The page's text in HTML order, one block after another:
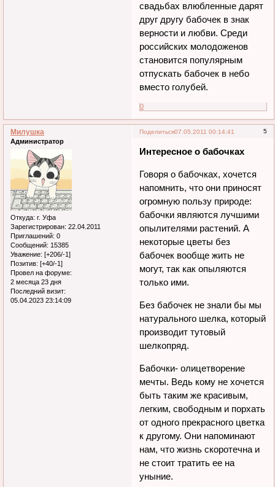
свадьбах влюбленные дарят
друг другу бабочек в знак
верности и любви. Среди
российских молодоженов
становится популярным
отпускать бабочек в небо
вместо голубей.
0
Поделиться 5
07.05.2011 00:14:41
Милушка
Администратор
Откуда: г. Уфа
Зарегистрирован: 22.04.2011
Приглашений: 0
Сообщений: 15385
Уважение: [+206/-1]
Позитив: [+40/-1]
Провел на форуме:
2 месяца 23 дня
Последний визит:
05.04.2023 23:14:09
Интересное о бабочках
Говоря о бабочках, хочется
напомнить, что они приносят
огромную пользу природе:
бабочки являются лучшими
опылителями растений. А
некоторые цветы без
бабочек вообще жить не
могут, так как опыляются
только ими.
Без бабочек не знали бы мы
натурального шелка, который
производит тутовый
шелкопряд.
Бабочки- олицетворение
мечты. Ведь кому не хочется
быть таким же красивым,
легким, свободным и порхать
от одного прекрасного цветка
к другому. Они напоминают
нам, что жизнь скоротечна и
не стоит тратить ее на
уныние.